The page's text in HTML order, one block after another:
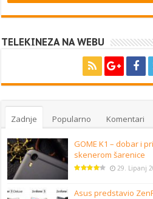
TELEKINEZA NA WEBU
Zadnje Popularno Komentari
GOME K1 – dobar i
skenerom šarenice
29. Lipanj
Asus predstavio